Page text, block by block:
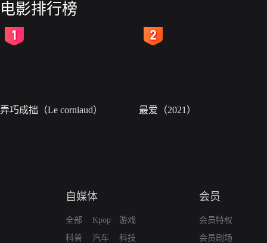
电影排行榜
弄巧成拙（Le corniaud） 最爱（2021）
自媒体
全部
科普
Kpop
汽车
游戏
科技
会员
会员特权
会员剧场